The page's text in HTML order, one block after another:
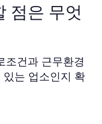
점은 무엇
조건과 근무환경
는 업소인지 확